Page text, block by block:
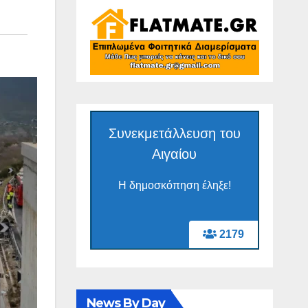
2179
Συνεκμετάλλευση του
Αιγαίου
Η δημοσκόπηση έληξε!
News By Day